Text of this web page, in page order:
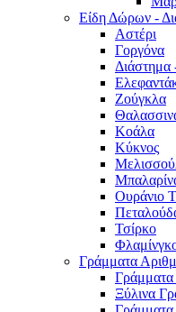
Είδη Δώρων -
Αστέρι
Γοργόνα
Διάστημα
Ζούγκλα
Κοάλα
Κύκνος
Ουράνιο
Τσίρκο
Γράμματα
Γράμματα
Ξύλινα